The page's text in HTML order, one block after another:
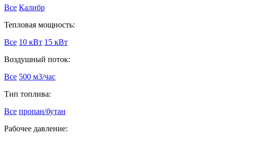
Все Калибр
Тепловая мощность:
Все 10 кВт 15 кВт
Воздушный поток:
Все 500 м3/час
Тип топлива:
Все пропан/бутан
Рабочее давление: